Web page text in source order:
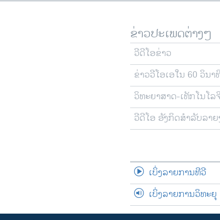
ຂ່າວປະເພດຕ່າງໆ
ວີດີໂອຂ່າວ
ຂ່າວວີໂອເອໃນ 60 ວິນາ
ວິທະຍາສາດ-ເທັກໂນໂລ
ວີດີໂອ ອັງກິດສຳລັບລາຍ
ເບິ່ງລາຍການທີວີ
ເບິ່ງລາຍການວິທະຍຸ